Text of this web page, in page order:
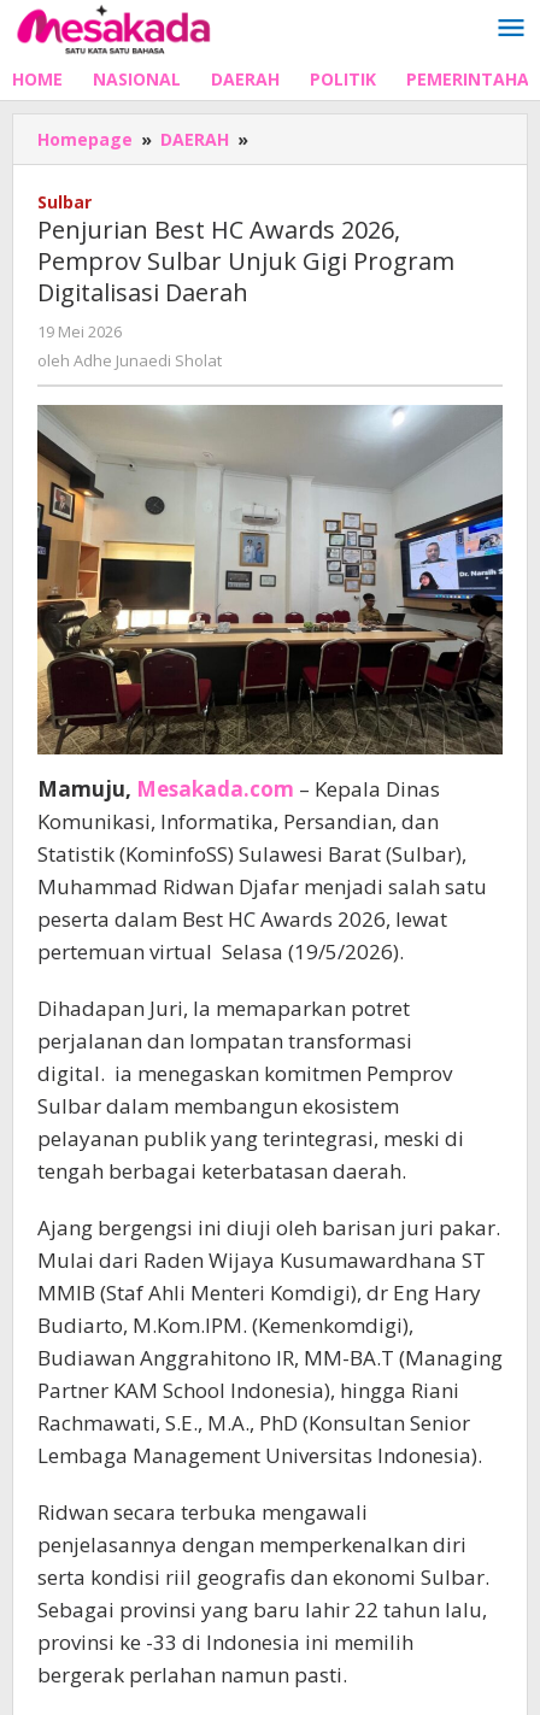
Lewati
ke
HOME NASIONAL DAERAH POLITIK
Homepage » DAERAH »
Best
2026,
Pemprov
Digitalisasi
Sulbar
Penjurian Best HC Awards 2026,
Pemprov Sulbar Unjuk Gigi Program
Digitalisasi Daerah
19 Mei 2026
Adhe
oleh Adhe Junaedi Sholat
Mamuju, Mesakada.com – Kepala Dinas
Komunikasi, Informatika, Persandian, dan
Statistik (KominfoSS) Sulawesi Barat (Sulbar),
Muhammad Ridwan Djafar menjadi salah satu
peserta dalam Best HC Awards 2026, lewat
pertemuan virtual Selasa (19/5/2026).
Dihadapan Juri, Ia memaparkan potret
perjalanan dan lompatan transformasi
digital. ia menegaskan komitmen Pemprov
Sulbar dalam membangun ekosistem
pelayanan publik yang terintegrasi, meski di
tengah berbagai keterbatasan daerah.
Ajang bergengsi ini diuji oleh barisan juri pakar.
Mulai dari Raden Wijaya Kusumawardhana ST
MMIB (Staf Ahli Menteri Komdigi), dr Eng Hary
Budiarto, M.Kom.IPM. (Kemenkomdigi),
Budiawan Anggrahitono IR, MM-BA.T (Managing
Partner KAM School Indonesia), hingga Riani
Rachmawati, S.E., M.A., PhD (Konsultan Senior
Lembaga Management Universitas Indonesia).
Ridwan secara terbuka mengawali
penjelasannya dengan memperkenalkan diri
serta kondisi riil geografis dan ekonomi Sulbar.
Sebagai provinsi yang baru lahir 22 tahun lalu,
provinsi ke -33 di Indonesia ini memilih
bergerak perlahan namun pasti.